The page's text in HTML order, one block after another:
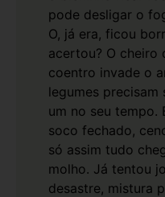
pode desligar o
O, já era, ficou
acertou? O cheiro
coentro invade o
legumes precisam
um no seu tempo.
soco fechado,
só assim tudo
molho. Já tentou
desastre, mistura